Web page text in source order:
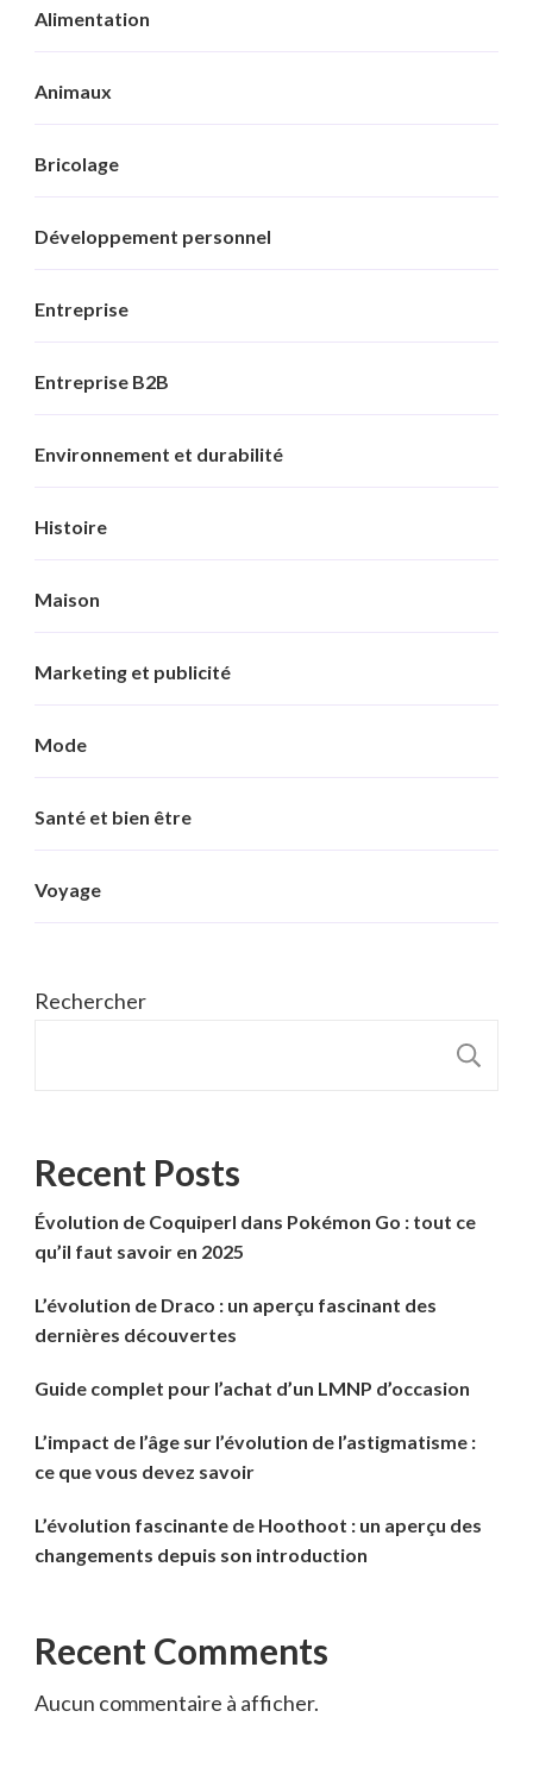
Alimentation
Animaux
Bricolage
Développement personnel
Entreprise
Entreprise B2B
Environnement et durabilité
Histoire
Maison
Marketing et publicité
Mode
Santé et bien être
Voyage
Rechercher
Recent Posts
Évolution de Coquiperl dans Pokémon Go : tout ce
qu’il faut savoir en 2025
L’évolution de Draco : un aperçu fascinant des
dernières découvertes
Guide complet pour l’achat d’un LMNP d’occasion
L’impact de l’âge sur l’évolution de l’astigmatisme :
ce que vous devez savoir
L’évolution fascinante de Hoothoot : un aperçu des
changements depuis son introduction
Recent Comments
Aucun commentaire à afficher.